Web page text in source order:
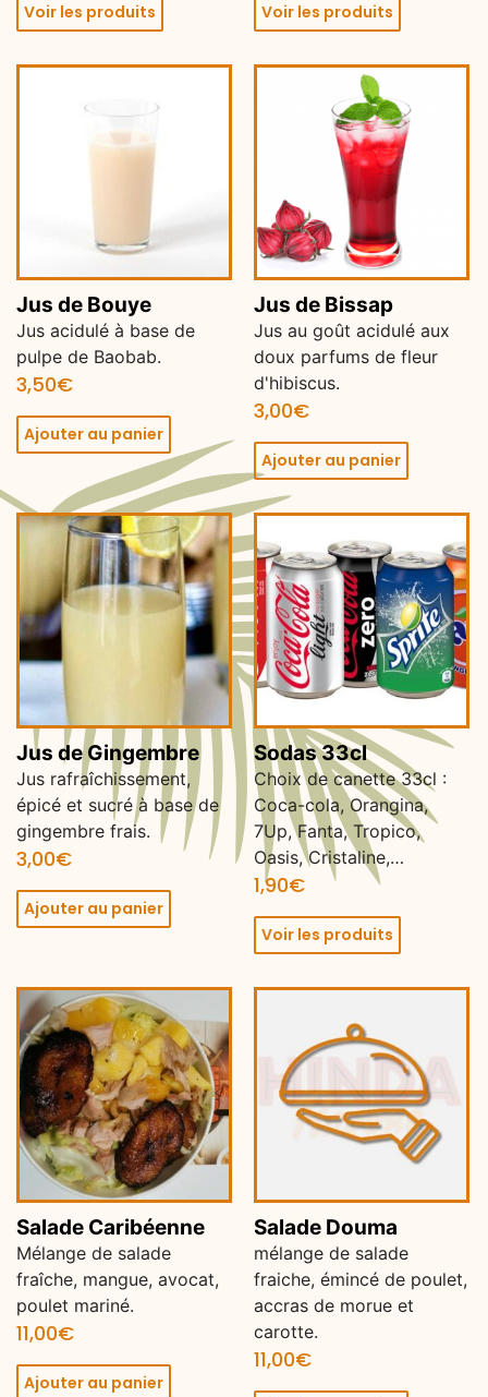
Voir les produits Voir les produits
Jus de Bouye
Jus acidulé à base de
pulpe de Baobab.
3,50€
Ajouter au panier
Jus de Bissap
Jus au goût acidulé aux
doux parfums de fleur
d'hibiscus.
3,00€
Ajouter au panier
Jus de Gingembre
Jus rafraîchissement,
épicé et sucré à base de
gingembre frais.
3,00€
Ajouter au panier
Sodas 33cl
Choix de canette 33cl :
Coca-cola, Orangina,
7Up, Fanta, Tropico,
Oasis, Cristaline,…
1,90€
Voir les produits
Salade Caribéenne
Mélange de salade
fraîche, mangue, avocat,
poulet mariné.
11,00€
Ajouter au panier
Salade Douma
mélange de salade
fraiche, émincé de poulet,
accras de morue et
carotte.
11,00€